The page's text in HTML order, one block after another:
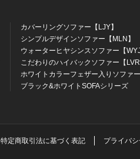
カバーリングソファー【LJY】
シンプルデザインソファー【MLN】
ウォーターヒヤシンスソファー【
こだわりのハイバックソファー【
ホワイトカラーフェザー入りソファ
ブラック&ホワイトSOFAシリーズ
特定商取引法に基づく表記 プライバ